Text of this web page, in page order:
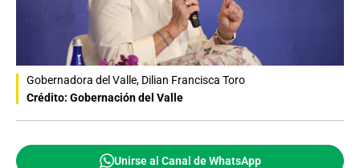
Gobernadora del Valle, Dilian Francisca Toro
Crédito: Gobernación del Valle
Unirse al Canal de WhatsApp